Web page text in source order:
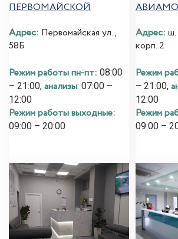
ПЕРВОМАЙСКОЙ
Адрес: Первомайская ул.,
58Б
Режим работы пн-пт: 08:00
– 21:00, анализы: 07:00 –
12:00
Режим работы выходные:
09:00 – 20:00
Адрес: ш.
корп. 2
Режим
– 21:00,
12:00
Режим
09:00 –